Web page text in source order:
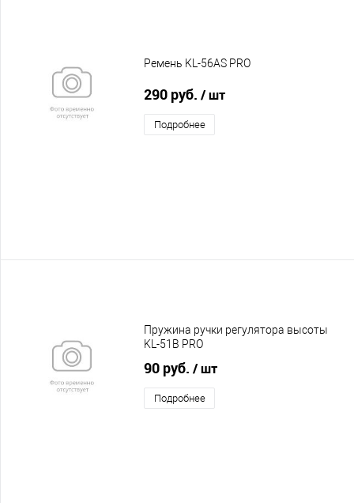
Ремень KL-56AS PRO
290 руб. / шт
Подробнее
Пружина ручки регулятора высоты
KL-51B PRO
90 руб. / шт
Подробнее